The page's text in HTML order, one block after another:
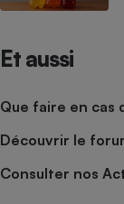
Et aussi
Que faire en cas
Découvrir le
Consulter nos